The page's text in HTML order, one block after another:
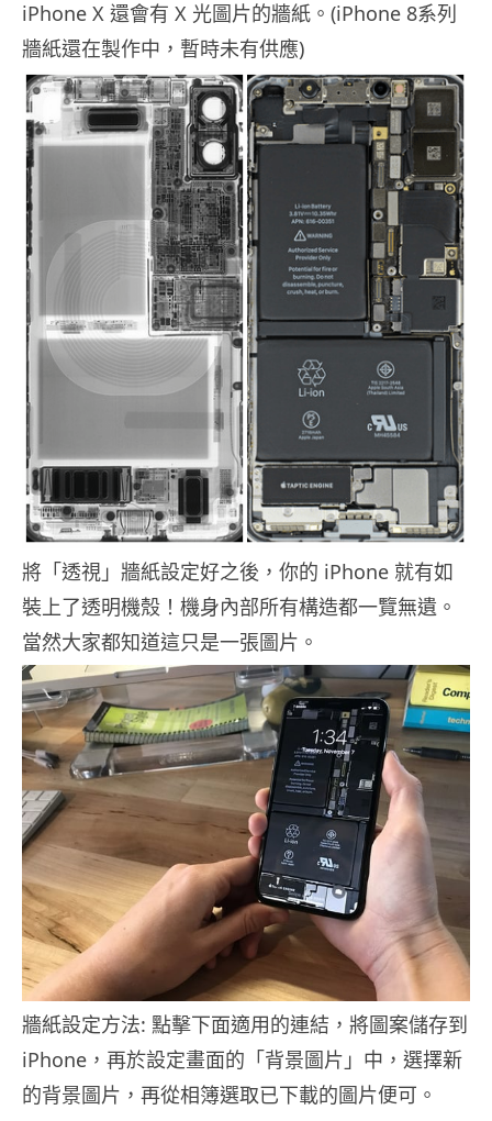
iPhone X 還會有 X 光圖片的牆紙。(iPhone 8系列
牆紙還在製作中，暫時未有供應)
將「透視」牆紙設定好之後，你的 iPhone 就有如
裝上了透明機殼！機身內部所有構造都一覽無遺。
當然大家都知道這只是一張圖片。
牆紙設定方法: 點擊下面適用的連結，將圖案儲存到
iPhone，再於設定畫面的「背景圖片」中，選擇新
的背景圖片，再從相簿選取已下載的圖片便可。